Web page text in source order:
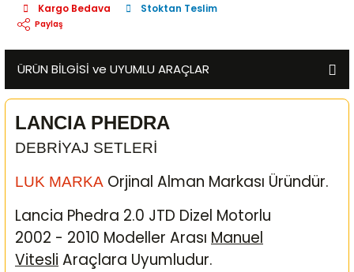
Kargo Bedava Stoktan Teslim
Paylaş
ÜRÜN BİLGİSİ ve UYUMLU ARAÇLAR
LANCIA PHEDRA
DEBRİYAJ SETLERİ
LUK MARKA Orjinal Alman Markası Üründür.
Lancia Phedra 2.0 JTD Dizel Motorlu
2002 - 2010 Modeller Arası Manuel
Vitesli Araçlara Uyumludur.